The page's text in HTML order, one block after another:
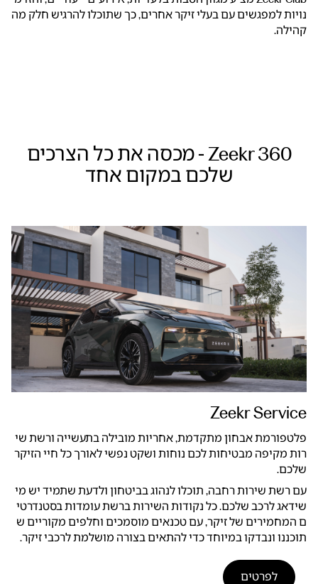
נויות למפגשים עם בעלי זיקר אחרים, כך שתוכלו להרגיש חלק מה
קהילה.
Zeekr 360 - מכסה את כל הצרכים
שלכם במקום אחד
Zeekr Service
פלטפורמת אבחון מתקדמת, אחריות מובילה בתעשייה ורשת שי
רות מקיפה מבטיחות לכם נוחות ושקט נפשי לאורך כל חיי הזיקר
שלכם.
עם רשת שירות רחבה, תוכלו לנהוג בביטחון ולדעת שתמיד יש מי
שידאג לרכב שלכם. כל נקודות השירות ברשת עומדות בסטנדרטי
ם המחמירים של זיקר, עם טכנאים מוסמכים וחלפים מקוריים ש
תוכננו ונבדקו במיוחד כדי להתאים בצורה מושלמת לרכבי זיקר.
לפרטים